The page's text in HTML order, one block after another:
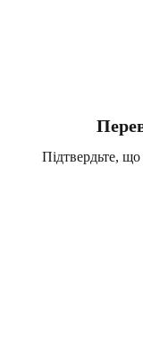
Підтвердьте, що